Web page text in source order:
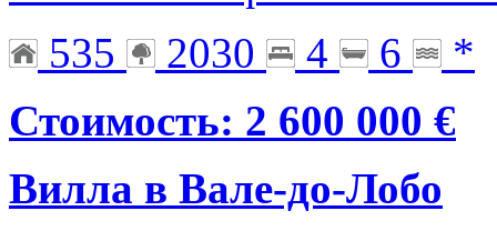
535
2030 4 6
*
Стоимость: 2 600 000 €
Вилла в Вале-до-Лобо